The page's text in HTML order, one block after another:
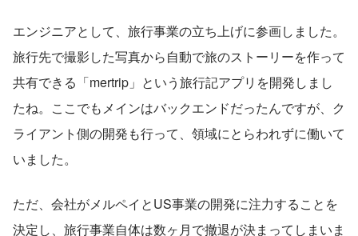
エンジニアとして、旅行事業の立ち上げに参画しました。
旅行先で撮影した写真から自動で旅のストーリーを作って
共有できる「mertrip」という旅行記アプリを開発しまし
たね。ここでもメインはバックエンドだったんですが、ク
ライアント側の開発も行って、領域にとらわれずに働いて
いました。
ただ、会社がメルペイとUS事業の開発に注力することを
決定し、旅行事業自体は数ヶ月で撤退が決まってしまいま